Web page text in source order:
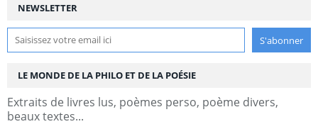
NEWSLETTER
LE MONDE DE LA PHILO ET DE LA POÉSIE
Extraits de livres lus, poèmes perso, poème divers,
beaux textes...